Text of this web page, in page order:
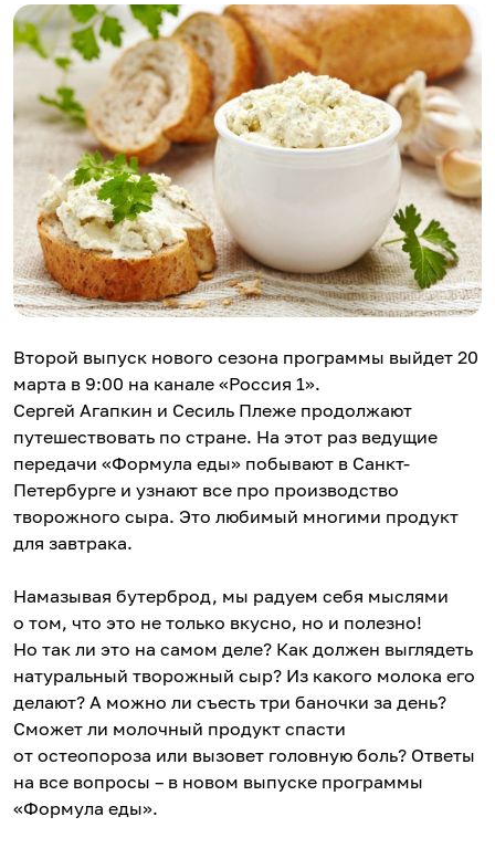
Второй выпуск нового сезона программы выйдет 20
марта в 9:00 на канале «Россия 1».
Сергей Агапкин и Сесиль Плеже продолжают
путешествовать по стране. На этот раз ведущие
передачи «Формула еды» побывают в Санкт-
Петербурге и узнают все про производство
творожного сыра. Это любимый многими продукт
для завтрака.
Намазывая бутерброд, мы радуем себя мыслями
о том, что это не только вкусно, но и полезно!
Но так ли это на самом деле? Как должен выглядеть
натуральный творожный сыр? Из какого молока его
делают? А можно ли съесть три баночки за день?
Сможет ли молочный продукт спасти
от остеопороза или вызовет головную боль? Ответы
на все вопросы – в новом выпуске программы
«Формула еды».